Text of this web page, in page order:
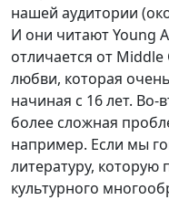
нашей аудитории
И они читают Young
отличается от
любви, которая
начиная c 16 лет. Во-
более сложная
например. Если мы
литературу,
культурного